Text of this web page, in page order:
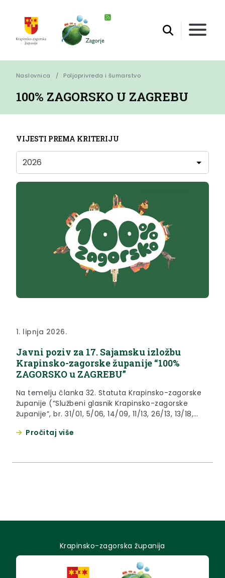
Naslovnica Poljoprivreda i šumarstvo
100% ZAGORSKO U ZAGREBU
VIJESTI PREMA KRITERIJU
1. lipnja 2026.
Javni poziv za 17. Sajamsku izložbu
Krapinsko-zagorske županije “100%
ZAGORSKO u ZAGREBU”
Na temelju članka 32. Statuta Krapinsko-zagorske
županije (“Službeni glasnik Krapinsko-zagorske
županije”, br. 31/01, 5/06, 14/09, 11/13, 26/13, 13/18,
Krapinsko-zagorske županije raspisuje Javni poziv
Pročitaj više
Krapinsko-zagorska županija